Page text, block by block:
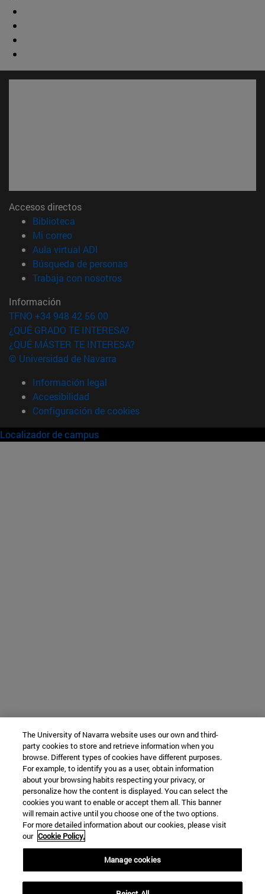
Accesos directos
Biblioteca
Mi correo(abre en nueva ventana)
Aula virtual ADI
Búsqueda de personas(abre en nueva ventana)
Trabaja con nosotros(abre en nueva ventana)
Información
TFNO +34 948 42 56 00
¿QUÉ GRADO TE INTERESA?
¿QUÉ MÁSTER TE INTERESA?
© Universidad de Navarra
Información legal
Accesibilidad
Configuración de cookies
Localizador de campus
The University of Navarra website uses our own and third-
party cookies to store and retrieve information when you
browse. Different types of cookies have different purposes.
For example, to identify you as a user, obtain information
about your browsing habits respecting your privacy, or
personalize how the content is displayed. You can select the
cookies you want to enable or accept them all. This banner
will remain active until you choose one of the two options.
For more detailed information about our cookies, please visit
our Cookie Policy.
Manage cookies